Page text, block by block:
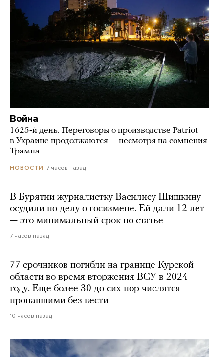
Война
1625-й день. Переговоры о производстве Patriot
в Украине продолжаются — несмотря на сомнения
Трампа
НОВОСТИ 7 часов назад
В Бурятии журналистку Василису Шишкину
осудили по делу о госизмене. Ей дали 12 лет
— это минимальный срок по статье
7 часов назад
77 срочников погибли на границе Курской
области во время вторжения ВСУ в 2024
году. Еще более 30 до сих пор числятся
пропавшими без вести
10 часов назад